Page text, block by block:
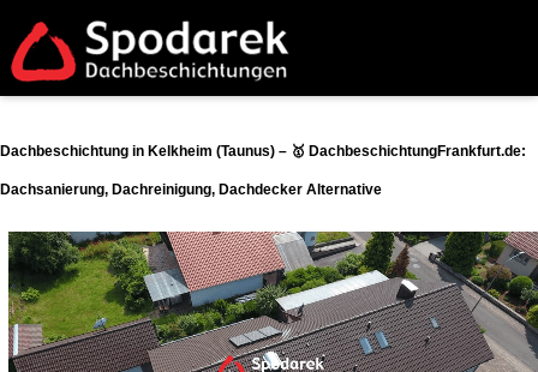
Dachbeschichtung in Kelkheim (Taunus) – 🥇 DachbeschichtungFrankfurt.de:
Dachsanierung, Dachreinigung, Dachdecker Alternative